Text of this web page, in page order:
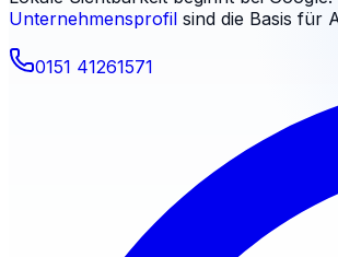
Unternehmensprofil sind die Basis für
0151 41261571